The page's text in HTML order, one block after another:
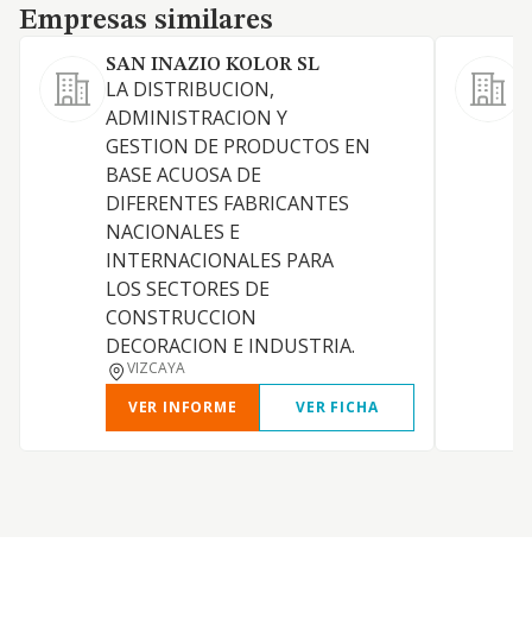
Empresas similares
Empresas similares
SAN INAZIO KOLOR SL
LA DISTRIBUCION,
ADMINISTRACION Y
GESTION DE PRODUCTOS EN
BASE ACUOSA DE
DIFERENTES FABRICANTES
NACIONALES E
INTERNACIONALES PARA
LOS SECTORES DE
CONSTRUCCION
DECORACION E INDUSTRIA.
VIZCAYA
VER INFORME
VER FICHA